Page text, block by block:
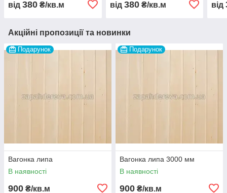
від 380 ₴/кв.м від 380₴/кв.м від
Акційні пропозиції та новинки
Подарунок
Вагонка липа
В наявності
900 ₴/кв.м
Подарунок
Вагонка липа 3000 мм
В наявності
900 ₴/кв.м